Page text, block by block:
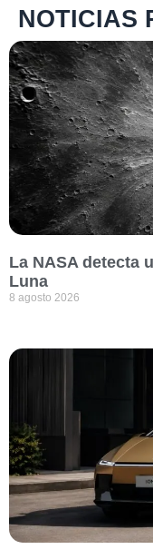
NOTICIAS
La NASA detecta
Luna
8 agosto 2026